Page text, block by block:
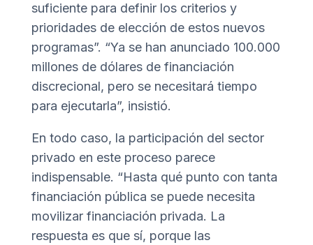
suficiente para definir los criterios y
prioridades de elección de estos nuevos
programas”. “Ya se han anunciado 100.000
millones de dólares de financiación
discrecional, pero se necesitará tiempo
para ejecutarla”, insistió.
En todo caso, la participación del sector
privado en este proceso parece
indispensable. “Hasta qué punto con tanta
financiación pública se puede necesita
movilizar financiación privada. La
respuesta es que sí, porque las